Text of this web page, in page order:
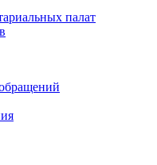
палат